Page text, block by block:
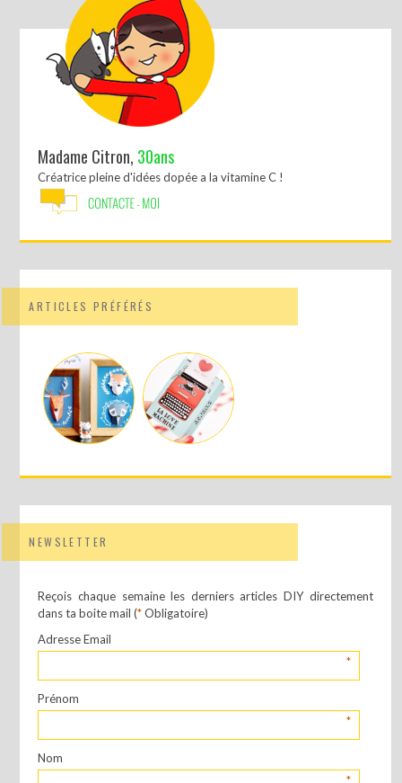
Madame Citron, 30ans
Créatrice pleine d'idées dopée a la vitamine C !
ARTICLES PRÉFÉRÉS
NEWSLETTER
Reçois chaque semaine les derniers articles DIY directement
dans ta boite mail (*Obligatoire)
Adresse Email
*
Prénom
*
Nom